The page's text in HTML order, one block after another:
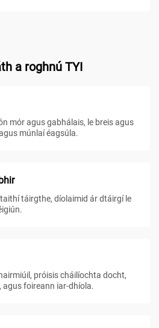
a roghnú TYI
mór agus gabhálais, le breis agus
múnlaí éagsúla.
táirgthe, díolaimid ár dtáirgí le
próisis cháilíochta docht,
foireann iar-dhíola.